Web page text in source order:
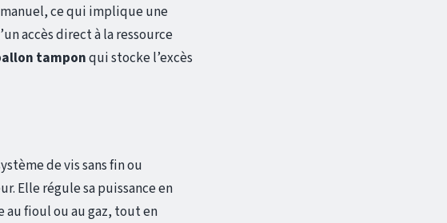
ce qui implique une
accès direct à la ressource
tamponqui stocke l’excès
de vis sans fin ou
Elle régule sa puissance en
au fioul ou au gaz, tout en